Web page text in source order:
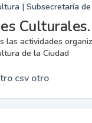
| Subsecretaría
Culturales.
las actividades
de la Ciudad
csv otro